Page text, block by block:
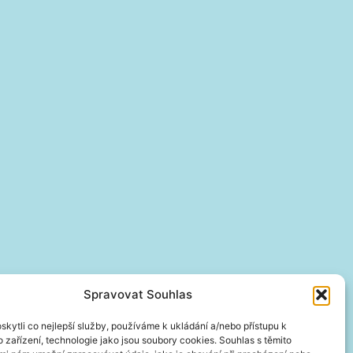
Spravovat Souhlas
co nejlepší služby, používáme k ukládání a/nebo přístupu k
zařízení, technologie jako jsou soubory cookies. Souhlas s těmito